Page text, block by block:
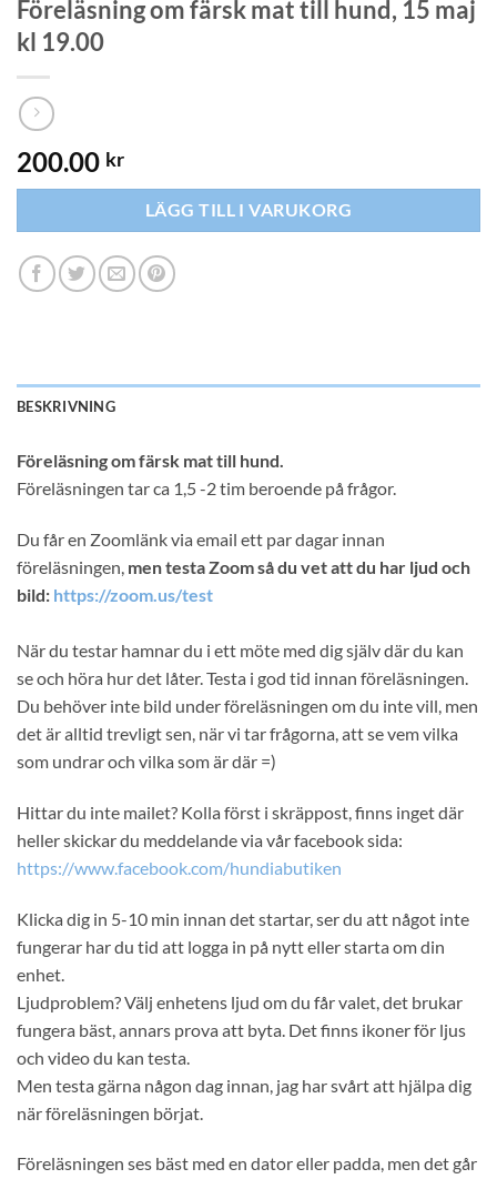
Föreläsning om färsk mat till hund, 15 maj
kl 19.00
200.00 kr
LÄGG TILL I VARUKORG
BESKRIVNING
Föreläsning om färsk mat till hund.
Föreläsningen tar ca 1,5 -2 tim beroende på frågor.
Du får en Zoomlänk via email ett par dagar innan
föreläsningen, men testa Zoom så du vet att du har ljud och
bild: https://zoom.us/test
När du testar hamnar du i ett möte med dig själv där du kan
se och höra hur det låter. Testa i god tid innan föreläsningen.
Du behöver inte bild under föreläsningen om du inte vill, men
det är alltid trevligt sen, när vi tar frågorna, att se vem vilka
som undrar och vilka som är där =)
Hittar du inte mailet? Kolla först i skräppost, finns inget där
heller skickar du meddelande via vår facebook sida:
https://www.facebook.com/hundiabutiken
Klicka dig in 5-10 min innan det startar, ser du att något inte
fungerar har du tid att logga in på nytt eller starta om din
enhet.
Ljudproblem? Välj enhetens ljud om du får valet, det brukar
fungera bäst, annars prova att byta. Det finns ikoner för ljus
och video du kan testa.
Men testa gärna någon dag innan, jag har svårt att hjälpa dig
när föreläsningen börjat.
Föreläsningen ses bäst med en dator eller padda, men det går